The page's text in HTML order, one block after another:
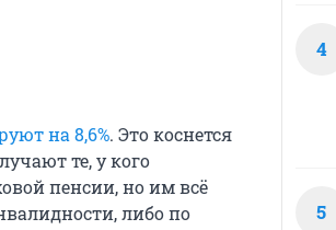
на 8,6%. Это коснется
те, у кого
пенсии, но им всё
либо по
4
5